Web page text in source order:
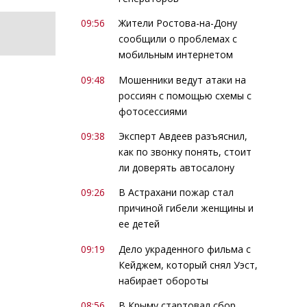
09:56
Жители Ростова-на-Дону
сообщили о проблемах с
мобильным интернетом
09:48
Мошенники ведут атаки на
россиян с помощью схемы с
фотосессиями
09:38
Эксперт Авдеев разъяснил,
как по звонку понять, стоит
ли доверять автосалону
09:26
В Астрахани пожар стал
причиной гибели женщины и
ее детей
09:19
Дело украденного фильма с
Кейджем, который снял Уэст,
набирает обороты